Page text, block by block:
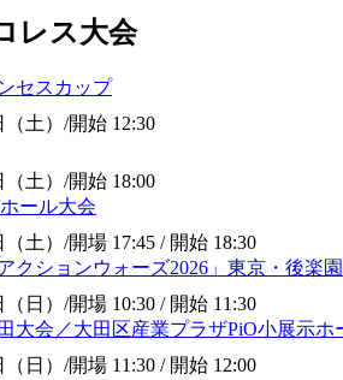
レス大会
セスカップ
土） /開始 12:30
土） /開始 18:00
ール大会
土） /開場 17:45 / 開始 18:30
クションウォーズ2026」東京・後楽
日） /開場 10:30 / 開始 11:30
大会／大田区産業プラザPiO小展示ホ
日） /開場 11:30 / 開始 12:00